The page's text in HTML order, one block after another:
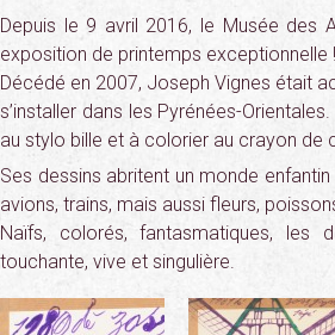
Depuis le 9 avril 2016, le Musée des
exposition de printemps exceptionnelle
Décédé en 2007, Joseph Vignes était
s’installer dans les Pyrénées-
au stylo bille et à colorier au crayon de
Ses dessins abritent un monde
avions, trains, mais aussi fleurs,
Naïfs, colorés, fantasmatiques, les
touchante, vive et singulière.